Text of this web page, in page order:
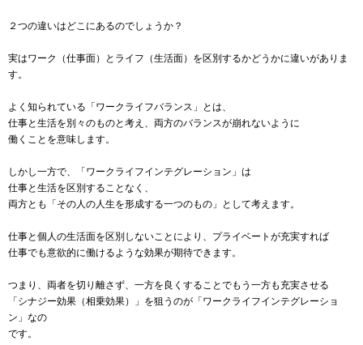
２つの違いはどこにあるのでしょうか？
実はワーク（仕事面）とライフ（生活面）を区別するかどうかに違いがありま
す。
よく知られている「ワークライフバランス」とは、
仕事と生活を別々のものと考え、両方のバランスが崩れないように
働くことを意味します。
しかし一方で、「ワークライフインテグレーション」は
仕事と生活を区別することなく、
両方とも「その人の人生を形成する一つのもの」として考えます。
仕事と個人の生活面を区別しないことにより、プライベートが充実すれば
仕事でも意欲的に働けるような効果が期待できます。
つまり、両者を切り離さず、一方を良くすることでもう一方も充実させる
「シナジー効果（相乗効果）」を狙うのが「ワークライフインテグレーショ
ン」なの
です。